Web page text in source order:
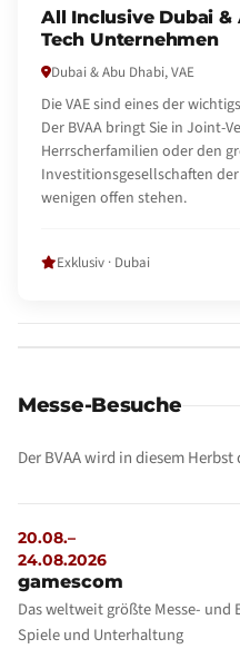
All Inclusive Dubai &
Tech Unternehmen
Dubai & Abu Dhabi, VAE
Die VAE sind eines der
Der BVAA bringt Sie in Joint-
Herrscherfamilien oder den
Investitionsgesellschaften
wenigen offen stehen.
Exklusiv · Dubai
Messe-Besuche
Der BVAA wird in diesem
20.08.–
24.08.2026
gamescom
Das weltweit größte Messe-
Spiele und Unterhaltung